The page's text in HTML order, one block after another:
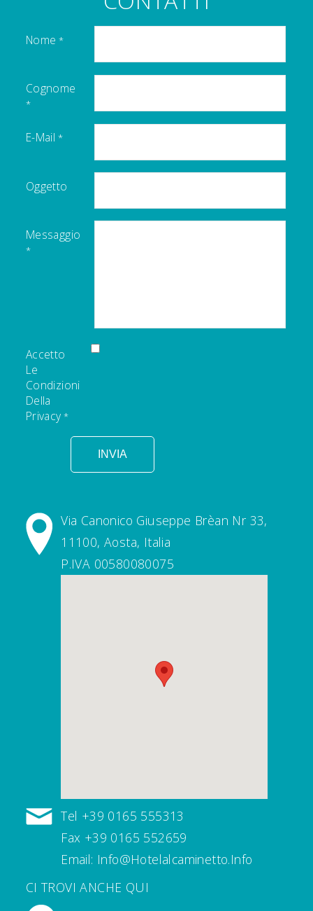
Nome
Cognome
E-Mail
Oggetto
Messaggio
Accetto
Le
Condizioni
Della
Privacy
INVIA
Via Canonico Giuseppe Brèan Nr 33,
11100, Aosta, Italia‎
P.IVA 00580080075
Tel +39 0165 555313
Fax +39 0165 552659
Email: Info@hotelalcaminetto.info
CI TROVI ANCHE QUI